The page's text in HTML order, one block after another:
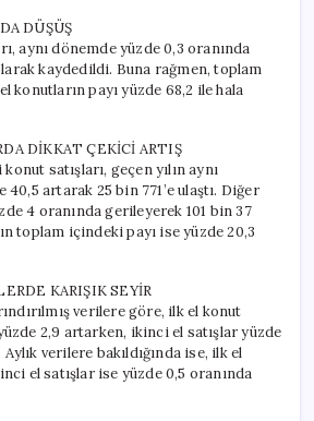
DÜŞÜŞ
aynı dönemde yüzde 0,3 oranında
kaydedildi. Buna rağmen, toplam
konutların payı yüzde 68,2 ile hala
DİKKAT ÇEKİCİ ARTIŞ
satışları, geçen yılın aynı
artarak 25 bin 771’e ulaştı. Diğer
4 oranında gerileyerek 101 bin 37
toplam içindeki payı ise yüzde 20,3
KARIŞIK SEYİR
verilere göre, ilk el konut
2,9 artarken, ikinci el satışlar yüzde
verilere bakıldığında ise, ilk el
el satışlar ise yüzde 0,5 oranında